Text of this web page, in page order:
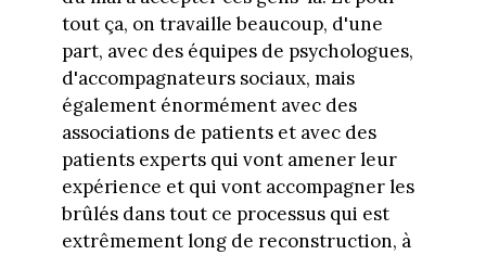
tout ça, on travaille beaucoup, d'une
part, avec des équipes de psychologues,
d'accompagnateurs sociaux, mais
également énormément avec des
associations de patients et avec des
patients experts qui vont amener leur
expérience et qui vont accompagner les
brûlés dans tout ce processus qui est
extrêmement long de reconstruction, à